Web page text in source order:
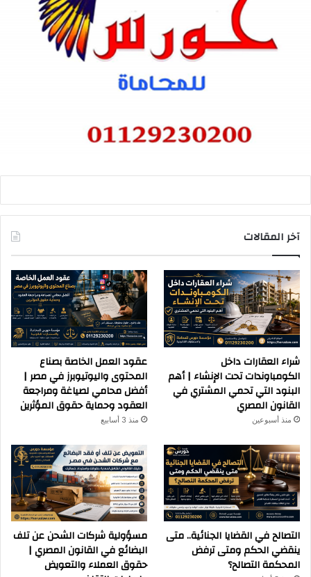
آخر المقالات
شراء العقارات داخل
الكومباوندات تحت الإنشاء | أهم
البنود التي تحمي المشتري في
القانون المصري
منذ أسبوعين
عقود العمل الخاصة بصناع
المحتوى واليوتيوبرز في مصر |
أفضل محامي لصياغة ومراجعة
العقود وحماية حقوق المؤثرين
منذ 3 أسابيع
التصالح في القضايا الجنائية.. متى
ينقضي الحكم ومتى ترفض
المحكمة التصالح؟
مسؤولية شركات الشحن عن تلف
البضائع في القانون المصري |
حقوق العملاء والتعويض